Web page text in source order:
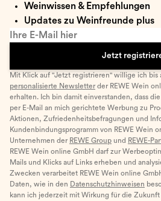
Weinwissen & Empfehlungen
Updates zu Weinfreunde plus
Ihre E-Mail hier
Jetzt
Mit Klick auf "Jetzt registrieren" willige ich bis
personalisierte Newsletter der REWE Wein
erhalten. Ich bin damit einverstanden, dass
per E-Mail an mich gerichtete Werbung zu
Aktionen, Zufriedenheitsbefragungen und
Kundenbindungsprogramm von REWE Wein
Unternehmen der REWE Group und REWE-
REWE Wein online GmbH darf zur
Mails und Klicks auf Links erheben und
Zwecken verarbeitet REWE Wein online
Daten, wie in den Datenschutzhinweisen
kann ich jederzeit mit Wirkung für die